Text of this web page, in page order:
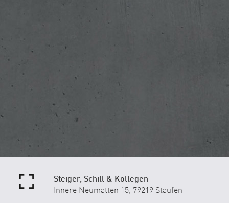
Steiger, Schill & Kollegen
Innere Neumatten 15, 79219 Staufen